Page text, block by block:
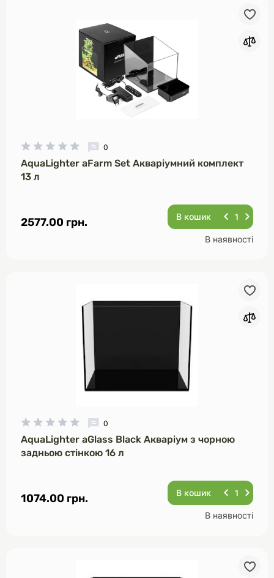
0
AquaLighter aFarm Set Акваріумний комплект
13 л
2577.00 грн. В кошик
В наявності
0
AquaLighter aGlass Black Акваріум з чорною
задньою стінкою 16 л
1074.00 грн. В кошик
В наявності